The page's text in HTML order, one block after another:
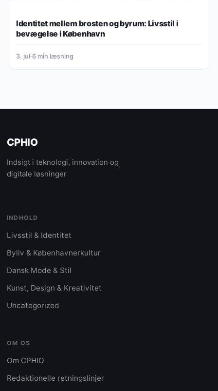
Identitet mellem brosten og byrum: Livsstil i
bevægelse i København
3. jul·6 min læsning
CPHIO
Indsigt i teknologi, innovation og
digitale løsninger
INDHOLD
Livsstil & Identitet
Byliv & Københavnerkultur
Dansk Mode & Stil
Kunst, Design & Kreativitet
Uncategorized
OM OS
Om CPHIO
Redaktionelle retningslinjer